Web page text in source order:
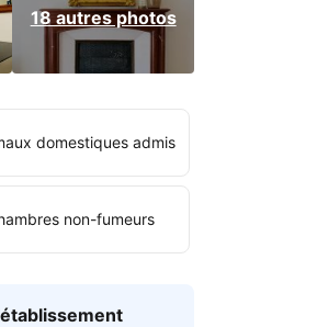
18 autres photos
domestiques admis
non-fumeurs